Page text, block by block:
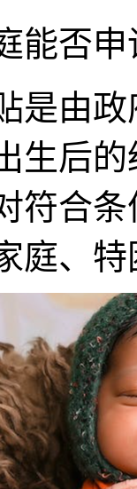
否申
由政
生后
符合
庭、